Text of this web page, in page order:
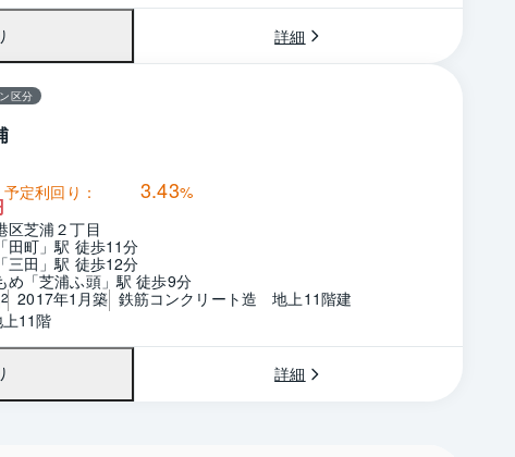
詳細
区分
予定利回り： 3.43%
区芝浦２丁目
田町」駅 徒歩11分
三田」駅 徒歩12分
め「芝浦ふ頭」駅 徒歩9分
2 2017年1月築 鉄筋コンクリート造　地上11階建
11階
詳細